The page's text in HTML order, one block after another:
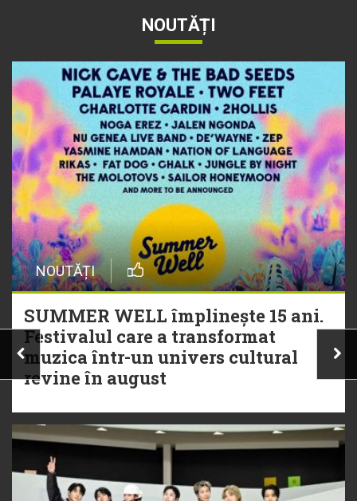
NOUTĂȚI
NOUTĂȚI
SUMMER WELL împlinește 15 ani.
Festivalul care a transformat
muzica într-un univers cultural
revine în august